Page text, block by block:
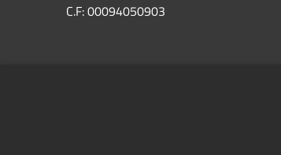
C.F: 00094050903